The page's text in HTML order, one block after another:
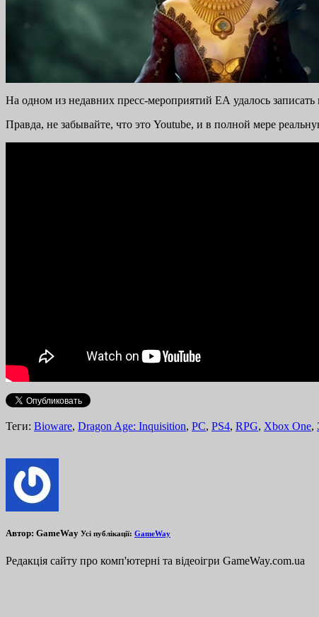
На одном из недавних пресс-мероприятий ЕА удалось
Правда, не забывайте, что это Youtube, и в полной мере
Теги: Bioware, Dragon Age: Inquisition, PC, PS4, RPG, Xbox One,
Автор: GameWay Усі публікації: GameWay
Редакція сайту про комп'ютерні та відеоігри GameWay.com.ua